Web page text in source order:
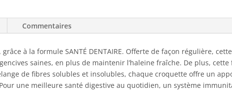
Commentaires
à la formule SANTÉ DENTAIRE. Offerte de façon régulière,
saines, en plus de maintenir l’haleine fraîche. De plus,
de fibres solubles et insolubles, chaque croquette offre un
une meilleure santé digestive au quotidien, un système